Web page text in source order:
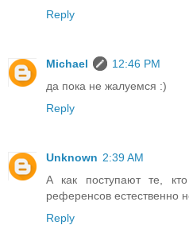
Reply
Michael
12:46 PM
да пока не жалуемся :)
Reply
Unknown 2:39 AM
А как поступают те,
референсов естественно
Reply